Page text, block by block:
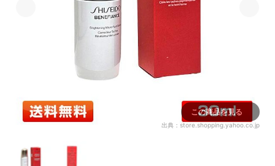
この商品を見る
出典： store.shopping.yahoo.co.jp